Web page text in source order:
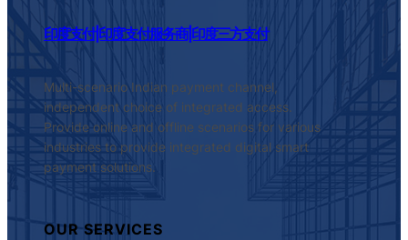
印度支付|印度支付服务商|印度三方支付
Multi-scenario Indian payment channel,
independent choice of integrated access.
Provide online and offline scenarios for various
industries to provide integrated digital smart
payment solutions.
OUR SERVICES